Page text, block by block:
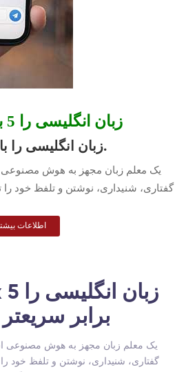
زبان انگلیسی را 5 برابر سریعتر بیاموزید
زبان انگلیسی را با شگفتی و لذت بیاموزید.
اطلاعات
برابر سریعتر